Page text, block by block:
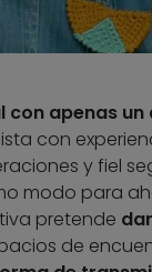
apenas
con
y fiel
modo para
pretende
de